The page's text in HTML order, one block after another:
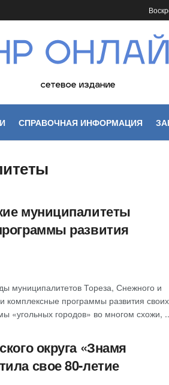
СПРАВОЧНАЯ ИНФОРМАЦИЯ
муниципалитеты
развития
муниципалитетов Тореза, Снежного и
комплексные программы развития своих
«угольных городов» во многом схожи,
округа «Знамя
свое 80-летие